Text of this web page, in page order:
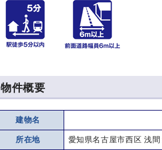
物件概要
建物名
所在地 愛知県名古屋市西区 浅間